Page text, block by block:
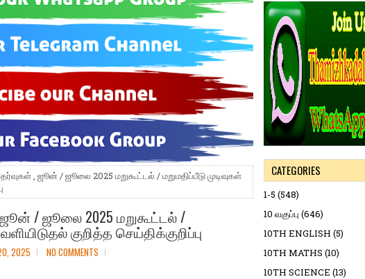
, ஜூன் / ஜூலை 2025 மறுகூட்டல் / மறுமதிப்பீடு முடிவுகள்
/ ஜூலை 2025 மறுகூட்டல் /
குறித்த செய்திக்குறிப்பு
2025 NO COMMENTS
CATEGORIES
1-5 (548)
10 வகுப்பு (646)
10TH ENGLISH (5)
10TH MATHS (10)
10TH SCIENCE (13)